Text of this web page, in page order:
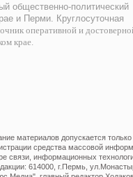
общественно-политический
и Перми. Круглосуточная
оперативной и
крае.
материалов допускается только
средства массовой
связи, информационных
614000, г.Пермь,